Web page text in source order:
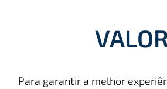
Para garantir a melhor